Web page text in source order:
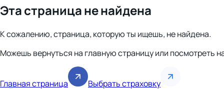
Эта страница не найдена
К сожалению, страница, которую ты ищешь, не найдена.
Можешь вернуться на главную страницу или посмотреть
Главная страница Выбрать страховку